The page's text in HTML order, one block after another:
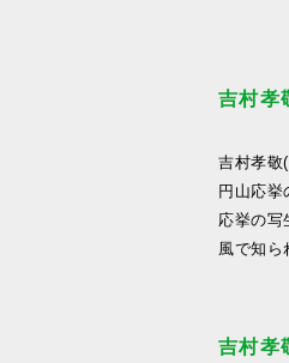
吉村孝
吉村孝敬
円山応挙
応挙の写
風で知ら
吉村孝